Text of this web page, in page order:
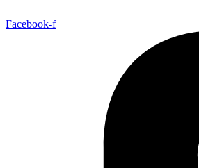
Facebook-f